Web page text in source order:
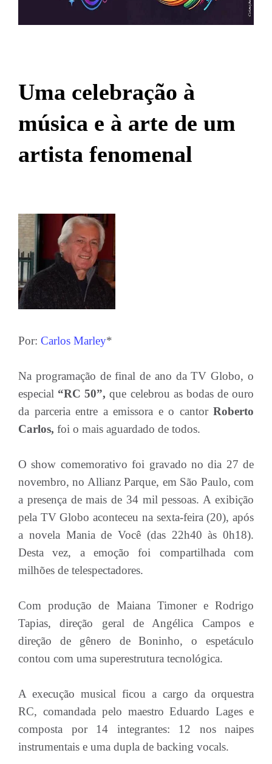
Uma celebração à
música e à arte de um
artista fenomenal
Por: Carlos Marley*
Na programação de final de ano da TV Globo, o
especial “RC 50”, que celebrou as bodas de ouro
da parceria entre a emissora e o cantor Roberto
Carlos, foi o mais aguardado de todos.
O show comemorativo foi gravado no dia 27 de
novembro, no Allianz Parque, em São Paulo, com
a presença de mais de 34 mil pessoas. A exibição
pela TV Globo aconteceu na sexta-feira (20), após
a novela Mania de Você (das 22h40 às 0h18).
Desta vez, a emoção foi compartilhada com
milhões de telespectadores.
Com produção de Maiana Timoner e Rodrigo
Tapias, direção geral de Angélica Campos e
direção de gênero de Boninho, o espetáculo
contou com uma superestrutura tecnológica.
A execução musical ficou a cargo da orquestra
RC, comandada pelo maestro Eduardo Lages e
composta por 14 integrantes: 12 nos naipes
instrumentais e uma dupla de backing vocals.